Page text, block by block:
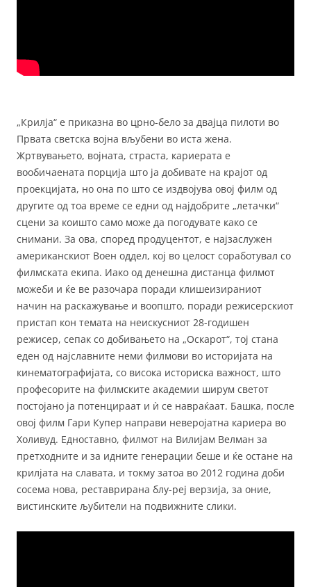
„Крилја“ е приказна во црно-бело за двајца пилоти во
Првата светска војна вљубени во иста жена.
Жртвувањето, војната, страста, кариерата е
вообичаената порција што ја добивате на крајот од
проекцијата, но она по што се издвојува овој филм од
другите од тоа време се едни од најдобрите „летачки“
сцени за коишто само може да погодувате како се
снимани. За ова, според продуцентот, е најзаслужен
американскиот Воен оддел, кој во целост соработувал со
филмската екипа. Иако од денешна дистанца филмот
можеби и ќе ве разочара поради клишеизираниот
начин на раскажување и воопшто, поради режисерскиот
пристап кон темата на неискусниот 28-годишен
режисер, сепак со добивањето на „Оскарот“, тој стана
еден од најславните неми филмови во историјата на
кинематографијата, со висока историска важност, што
професорите на филмските академии ширум светот
постојано ја потенцираат и ѝ се навраќаат. Башка, после
овој филм Гари Купер направи неверојатна кариера во
Холивуд. Едноставно, филмот на Вилијам Велман за
претходните и за идните генерации беше и ќе остане на
крилјата на славата, и токму затоа во 2012 година доби
сосема нова, реставрирана блу-реј верзија, за оние,
вистинските љубители на подвижните слики.